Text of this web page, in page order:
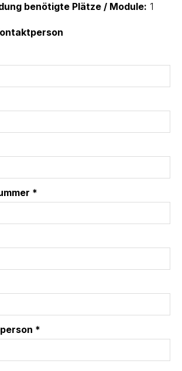
benötigte Plätze / Module: 1
*
*